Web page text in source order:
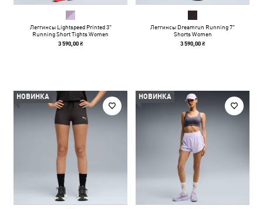
Леггинсы Lightspeed Printed 3"
Running Short Tights Women
3 590,00 ₴
Леггинсы Dreamrun Running 7"
Shorts Women
3 590,00 ₴
НОВИНКА НОВИНКА